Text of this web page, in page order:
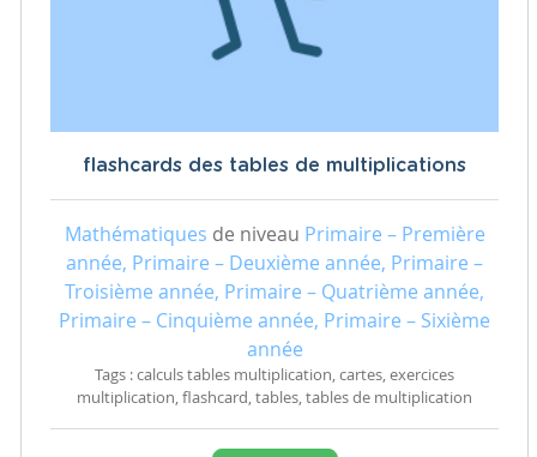
flashcards des tables de multiplications
Mathématiques de niveau Primaire – Première
année, Primaire – Deuxième année, Primaire –
Troisième année, Primaire – Quatrième année,
Primaire – Cinquième année, Primaire – Sixième
année
Tags : calculs tables multiplication, cartes, exercices
multiplication, flashcard, tables, tables de multiplication